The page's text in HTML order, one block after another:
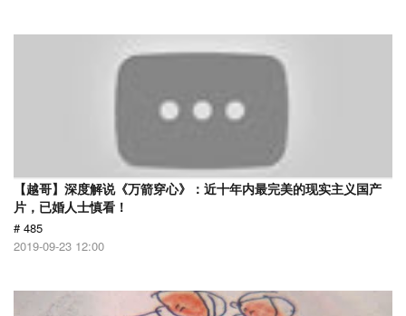
【越哥】深度解说《万箭穿心》：近十年内最完美的现实主义国产
片，已婚人士慎看！
# 485
2019-09-23 12:00